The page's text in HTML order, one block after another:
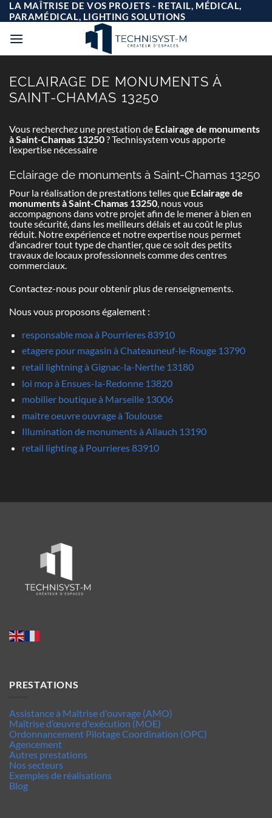
Passer
au
contenu
LA MAÎTRISE DE VOS PROJETS - RETAIL, MÉDICAL,
PARAMÉDICAL, LIGHTING SOLUTIONS
ECLAIRAGE DE MONUMENTS À
SAINT-CHAMAS 13250
Vous recherchez une prestation de Eclairage de monuments
à Saint-Chamas 13250? Technisystem vous apporte
l’expertise nécessaire
Eclairage de monuments à Saint-Chamas 13250
Pour la réalisation de prestations telles que Eclairage de
monuments à Saint-Chamas 13250, nous vous
accompagnons dans votre projet afin de le mener à bien en
toute sécurité, dans les meilleurs délais et au coût le plus
réduit. Notre expérience et notre expertise nous permet
d’ancadrer tout type de chantier, que ce soit des petits
travaux de locaux professionnels comme des centres
commerciaux.
Contactez-nous pour obtenir plus de renseignements.
Nous vous proposons également :
responsable moa à Pourrieres 83910
etagere pour magasin à Chateauneuf-le-Rouge 13790
retail lightning à Gignac-la-Nerthe 13180
loi mop à Ensues-la-Redonne 13820
mobilier boutique à Marseille 13006
maitre oeuvre ouvrage à Toulouse
Illumination de monuments à Allauch 13190
retail lighting à Pourrieres 83910
PRESTATIONS
Assistance à Maîtrise d'ouvrage (AMO)
Maîtrise d’œuvre d'exécution (MOE)
Ordonnancement Pilotage Coordination (OPC)
Agencement
Autres prestations
Nos secteurs
Exemples de réalisations
Blog